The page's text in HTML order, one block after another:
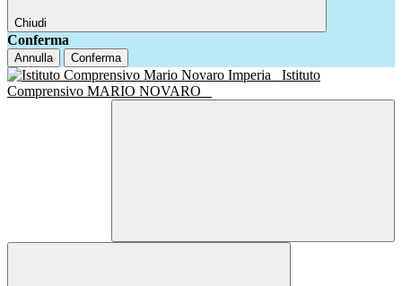
Chiudi
Conferma
Annulla Conferma
Istituto
Comprensivo MARIO NOVARO